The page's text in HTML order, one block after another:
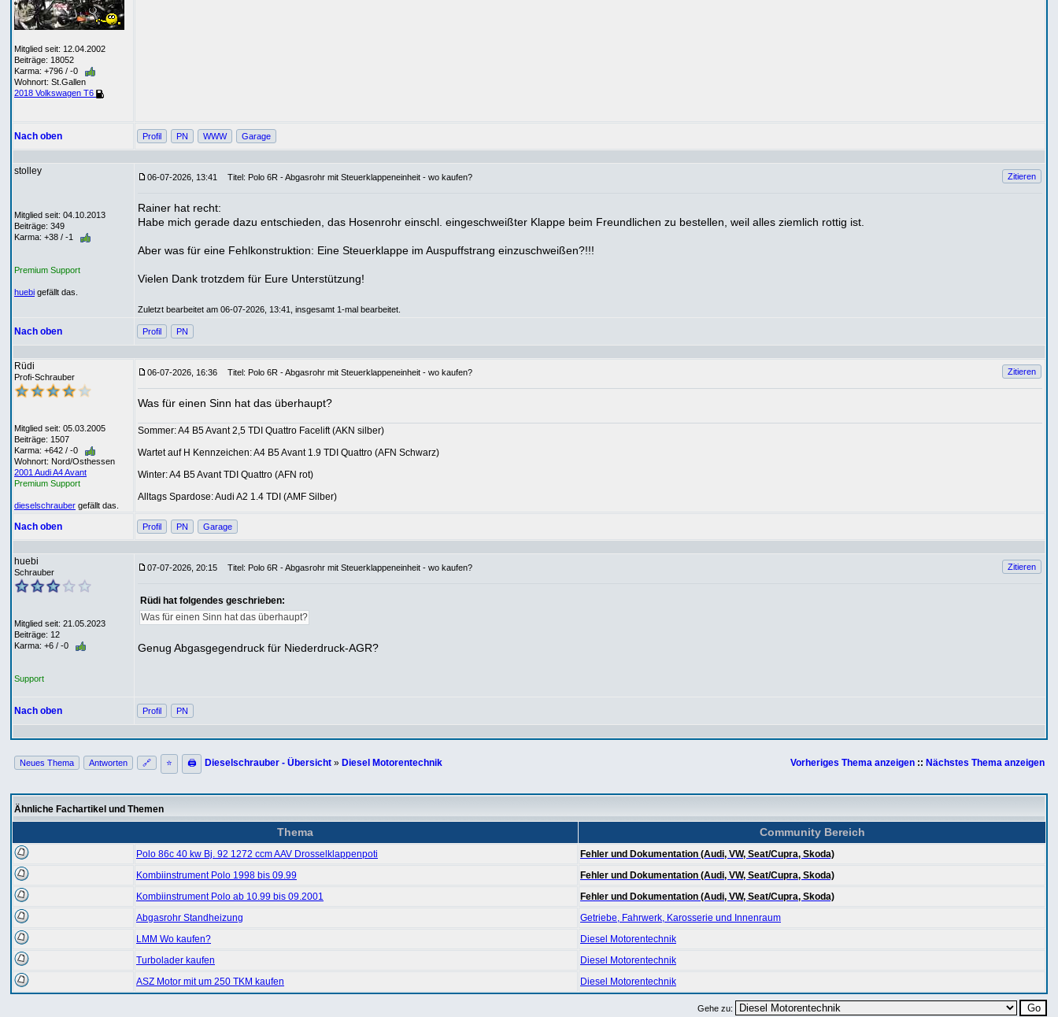
Mitglied seit: 12.04.2002
Beiträge: 18052
Karma: +796 / -0
Wohnort: St.Gallen
2018 Volkswagen T6
Nach oben Profil PN WWW Garage
stolley
Mitglied seit: 04.10.2013
Beiträge: 349
Karma: +38 / -1
Premium Support
huebi gefällt das.
06-07-2026, 13:41 Titel: Polo 6R - Abgasrohr mit Steuerklappeneinheit - wo kaufen? Zitieren
Rainer hat recht:
Habe mich gerade dazu entschieden, das Hosenrohr einschl. eingeschweißter Klappe beim Freundlichen zu bestellen, weil alles ziemlich rottig ist.
Aber was für eine Fehlkonstruktion: Eine Steuerklappe im Auspuffstrang einzuschweißen?!!!
Vielen Dank trotzdem für Eure Unterstützung!
Zuletzt bearbeitet am 06-07-2026, 13:41, insgesamt 1-mal bearbeitet.
Nach oben Profil PN
Rüdi
Profi-Schrauber
Mitglied seit: 05.03.2005
Beiträge: 1507
Karma: +642 / -0
Wohnort: Nord/Osthessen
2001 Audi A4 Avant
Premium Support
dieselschrauber gefällt das.
06-07-2026, 16:36 Titel: Polo 6R - Abgasrohr mit Steuerklappeneinheit - wo kaufen? Zitieren
Was für einen Sinn hat das überhaupt?
Sommer: A4 B5 Avant 2,5 TDI Quattro Facelift (AKN silber)
Wartet auf H Kennzeichen: A4 B5 Avant 1.9 TDI Quattro (AFN Schwarz)
Winter: A4 B5 Avant TDI Quattro (AFN rot)
Alltags Spardose: Audi A2 1.4 TDI (AMF Silber)
Nach oben Profil PN Garage
huebi
Schrauber
Mitglied seit: 21.05.2023
Beiträge: 12
Karma: +6 / -0
Support
07-07-2026, 20:15 Titel: Polo 6R - Abgasrohr mit Steuerklappeneinheit - wo kaufen? Zitieren
Rüdi hat folgendes geschrieben:
Was für einen Sinn hat das überhaupt?
Genug Abgasgegendruck für Niederdruck-AGR?
Nach oben Profil PN
Neues Thema Antworten 🔗 ⭐ 🖨 Dieselschrauber - Übersicht » Diesel Motorentechnik Vorheriges Thema anzeigen :: Nächstes Thema anzeigen
Ähnliche Fachartikel und Themen
Thema Community Bereich
Polo 86c 40 kw Bj. 92 1272 ccm AAV Drosselklappenpoti
Fehler und Dokumentation (Audi, VW, Seat/Cupra, Skoda)
Kombiinstrument Polo 1998 bis 09.99
Fehler und Dokumentation (Audi, VW, Seat/Cupra, Skoda)
Kombiinstrument Polo ab 10.99 bis 09.2001
Fehler und Dokumentation (Audi, VW, Seat/Cupra, Skoda)
Abgasrohr Standheizung
Getriebe, Fahrwerk, Karosserie und Innenraum
LMM Wo kaufen?
Diesel Motorentechnik
Turbolader kaufen
Diesel Motorentechnik
ASZ Motor mit um 250 TKM kaufen
Diesel Motorentechnik
Gehe zu: